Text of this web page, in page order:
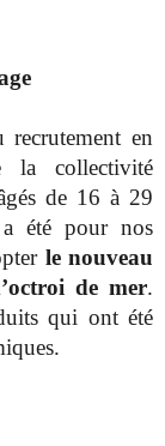
recrutement en
la collectivité
de 16 à 29
été pour nos
le nouveau
de mer.
qui ont été